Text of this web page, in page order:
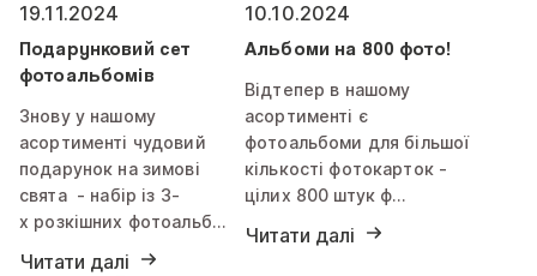
19.11.2024
Подарунковий сет
фотоальбомів
Знову у нашому
асортименті чудовий
подарунок на зимові
свята - набір із 3-
х розкішних фотоальб…
Читати далі
10.10.2024
Альбоми на 800 фото!
Відтепер в нашому
асортименті є
фотоальбоми для більшої
кількості фотокарток -
цілих 800 штук ф…
Читати далі